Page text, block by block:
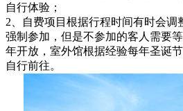
自行体验；
2、自费项目根据行程时间有时会调
强制参加，但是不参加的客人需要
年开放，室外馆根据经验每年圣诞
自行前往。